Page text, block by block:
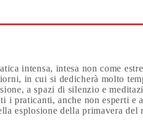
intensa, intesa non come
in cui si dedicherà molto
a spazi di silenzio e
i praticanti, anche non esperti
esplosione della primavera del